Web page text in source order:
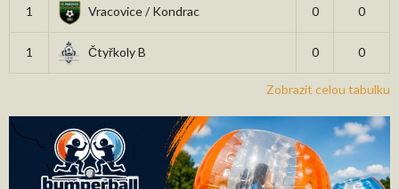
1 Vracovice / Kondrac 0 0
1 Čtyřkoly B 0 0
Zobrazit celou tabulku